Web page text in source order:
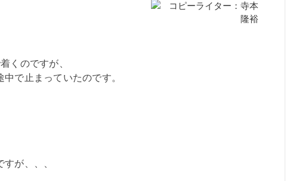
くのですが、
で止まっていたのです。
が、、、